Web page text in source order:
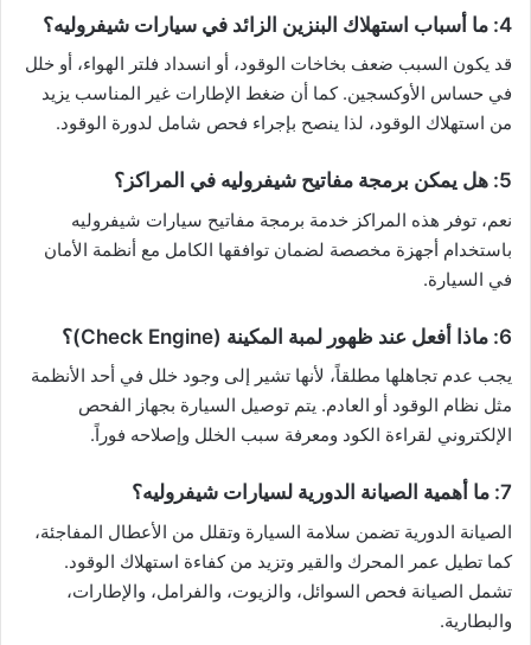
4: ما أسباب استهلاك البنزين الزائد في سيارات شيفروليه؟
قد يكون السبب ضعف بخاخات الوقود، أو انسداد فلتر الهواء، أو خلل
في حساس الأوكسجين. كما أن ضغط الإطارات غير المناسب يزيد
من استهلاك الوقود، لذا ينصح بإجراء فحص شامل لدورة الوقود.
5: هل يمكن برمجة مفاتيح شيفروليه في المراكز؟
نعم، توفر هذه المراكز خدمة برمجة مفاتيح سيارات شيفروليه
باستخدام أجهزة مخصصة لضمان توافقها الكامل مع أنظمة الأمان
في السيارة.
6: ماذا أفعل عند ظهور لمبة المكينة (Check Engine)؟
يجب عدم تجاهلها مطلقاً، لأنها تشير إلى وجود خلل في أحد الأنظمة
مثل نظام الوقود أو العادم. يتم توصيل السيارة بجهاز الفحص
الإلكتروني لقراءة الكود ومعرفة سبب الخلل وإصلاحه فوراً.
7: ما أهمية الصيانة الدورية لسيارات شيفروليه؟
الصيانة الدورية تضمن سلامة السيارة وتقلل من الأعطال المفاجئة،
كما تطيل عمر المحرك والقير وتزيد من كفاءة استهلاك الوقود.
تشمل الصيانة فحص السوائل، والزيوت، والفرامل، والإطارات،
والبطارية.